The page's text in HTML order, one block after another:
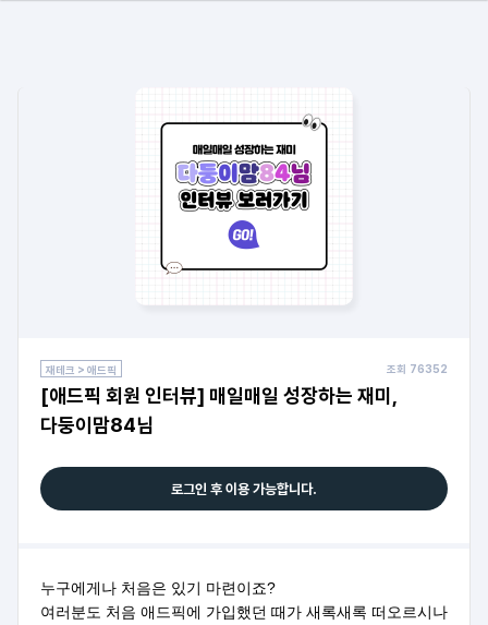
재테크 > 애드픽 조회 76352
[애드픽 회원 인터뷰] 매일매일 성장하는 재미,
다둥이맘84님
로그인 후 이용 가능합니다.
누구에게나 처음은 있기 마련이죠?
여러분도 처음 애드픽에 가입했던 때가 새록새록 떠오르시나